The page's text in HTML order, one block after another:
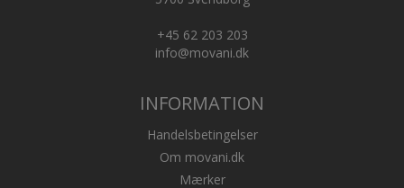
+45 62 203 203
info@movani.dk
INFORMATION
Handelsbetingelser
Om movani.dk
Mærker